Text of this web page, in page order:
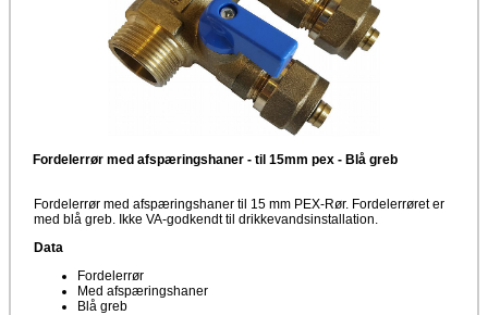
Fordelerrør med afspæringshaner - til 15mm pex - Blå greb
Fordelerrør med afspæringshaner til 15 mm PEX-Rør. Fordelerrøret er
med blå greb. Ikke VA-godkendt til drikkevandsinstallation.
Data
Fordelerrør
Med afspæringshaner
Blå greb